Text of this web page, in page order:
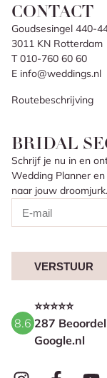
CONTACT
Goudsesingel 440-
3011 KN Rotterdam
T 010-760 60 60
E info@weddings.nl
Routebeschrijving
BRIDAL
Schrijf je nu in en
Wedding Planner
naar jouw droomjurk.
VERSTUUR
8.6
⭐⭐⭐⭐⭐
287
Google.nl